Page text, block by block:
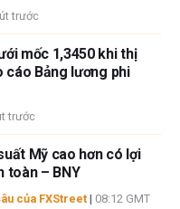
trước
mốc 1,3450 khi thị
cáo Bảng lương phi
trước
Mỹ cao hơn có lợi
toàn – BNY
của FXStreet | 08:12 GMT